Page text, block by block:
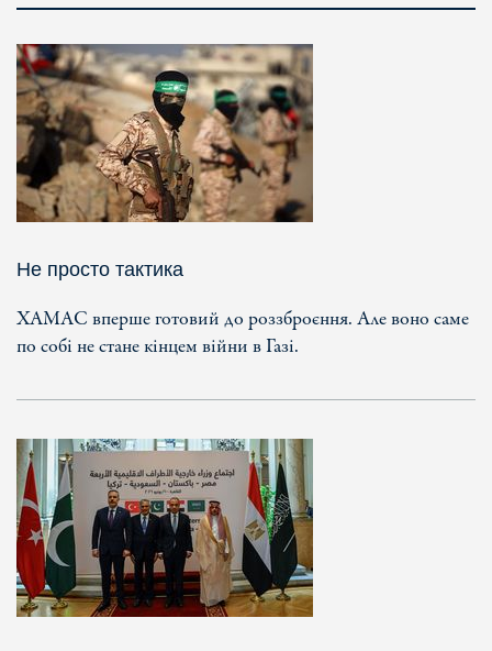
Не просто тактика
ХАМАС вперше готовий до роззброєння. Але воно саме
по собі не стане кінцем війни в Газі.